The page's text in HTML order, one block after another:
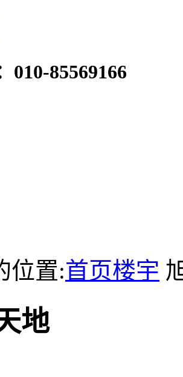
010-85569166
位置:首页楼宇
地